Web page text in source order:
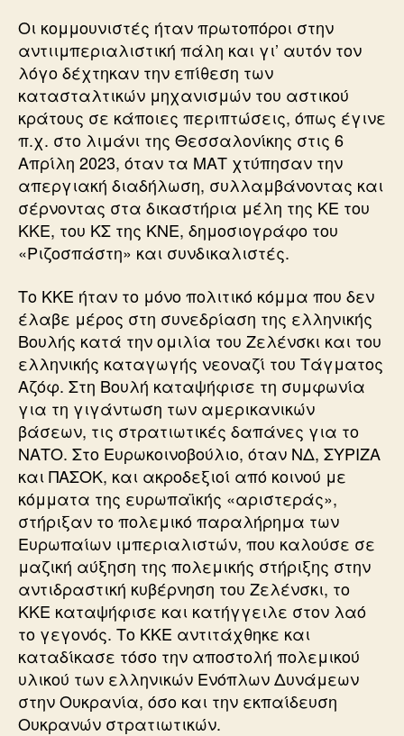
Οι κομμουνιστές ήταν πρωτοπόροι στην
αντιιμπεριαλιστική πάλη και γι’ αυτόν τον
λόγο δέχτηκαν την επίθεση των
κατασταλτικών μηχανισμών του αστικού
κράτους σε κάποιες περιπτώσεις, όπως έγινε
π.χ. στο λιμάνι της Θεσσαλονίκης στις 6
Απρίλη 2023, όταν τα ΜΑΤ χτύπησαν την
απεργιακή διαδήλωση, συλλαμβάνοντας και
σέρνοντας στα δικαστήρια μέλη της ΚΕ του
ΚΚΕ, του ΚΣ της ΚΝΕ, δημοσιογράφο του
«Ριζοσπάστη» και συνδικαλιστές.
Το ΚΚΕ ήταν το μόνο πολιτικό κόμμα που δεν
έλαβε μέρος στη συνεδρίαση της ελληνικής
Βουλής κατά την ομιλία του Ζελένσκι και του
ελληνικής καταγωγής νεοναζί του Τάγματος
Αζόφ. Στη Βουλή καταψήφισε τη συμφωνία
για τη γιγάντωση των αμερικανικών
βάσεων, τις στρατιωτικές δαπάνες για το
ΝΑΤΟ. Στο Ευρωκοινοβούλιο, όταν ΝΔ, ΣΥΡΙΖΑ
και ΠΑΣΟΚ, και ακροδεξιοί από κοινού με
κόμματα της ευρωπαϊκής «αριστεράς»,
στήριξαν το πολεμικό παραλήρημα των
Ευρωπαίων ιμπεριαλιστών, που καλούσε σε
μαζική αύξηση της πολεμικής στήριξης στην
αντιδραστική κυβέρνηση του Ζελένσκι, το
ΚΚΕ καταψήφισε και κατήγγειλε στον λαό
το γεγονός. Το ΚΚΕ αντιτάχθηκε και
καταδίκασε τόσο την αποστολή πολεμικού
υλικού των ελληνικών Ενόπλων Δυνάμεων
στην Ουκρανία, όσο και την εκπαίδευση
Ουκρανών στρατιωτικών.